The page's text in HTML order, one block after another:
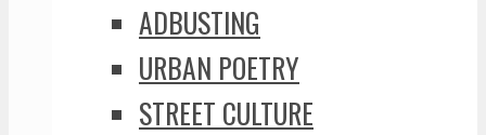
ADBUSTING
URBAN POETRY
STREET CULTURE